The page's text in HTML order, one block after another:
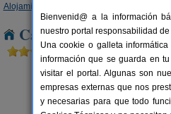
Alojamientos
Casas Rurales cerca
Bienvenid@ a la información
nuestro portal responsabilidad de
Una cookie o galleta
información que se guarda en
visitar el portal. Algunas son
empresas externas que nos
y necesarias para que todo